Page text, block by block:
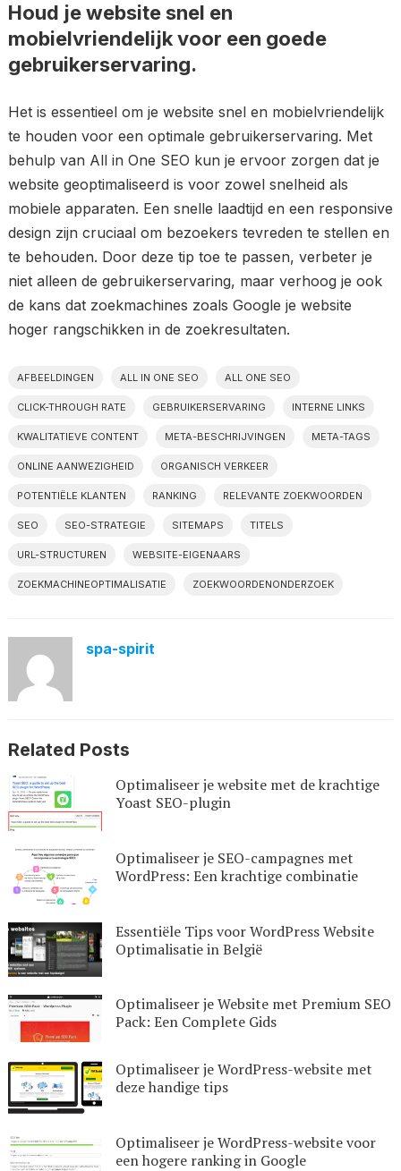
Houd je website snel en
mobielvriendelijk voor een goede
gebruikerservaring.
Het is essentieel om je website snel en mobielvriendelijk
te houden voor een optimale gebruikerservaring. Met
behulp van All in One SEO kun je ervoor zorgen dat je
website geoptimaliseerd is voor zowel snelheid als
mobiele apparaten. Een snelle laadtijd en een responsive
design zijn cruciaal om bezoekers tevreden te stellen en
te behouden. Door deze tip toe te passen, verbeter je
niet alleen de gebruikerservaring, maar verhoog je ook
de kans dat zoekmachines zoals Google je website
hoger rangschikken in de zoekresultaten.
AFBEELDINGEN ALL IN ONE SEO ALL ONE SEO
CLICK-THROUGH RATE GEBRUIKERSERVARING INTERNE LINKS
KWALITATIEVE CONTENT META-BESCHRIJVINGEN META-TAGS
ONLINE AANWEZIGHEID ORGANISCH VERKEER
POTENTIËLE KLANTEN RANKING RELEVANTE ZOEKWOORDEN
SEO SEO-STRATEGIE SITEMAPS TITELS
URL-STRUCTUREN WEBSITE-EIGENAARS
ZOEKMACHINEOPTIMALISATIE ZOEKWOORDENONDERZOEK
spa-spirit
Related Posts
Optimaliseer je website met de krachtige
Yoast SEO-plugin
Optimaliseer je SEO-campagnes met
WordPress: Een krachtige combinatie
Essentiële Tips voor WordPress Website
Optimalisatie in België
Optimaliseer je Website met Premium SEO
Pack: Een Complete Gids
Optimaliseer je WordPress-website met
deze handige tips
Optimaliseer je WordPress-website voor
een hogere ranking in Google